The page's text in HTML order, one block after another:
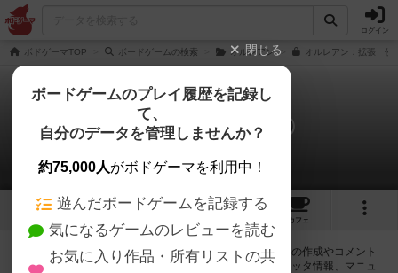
ログイン
ボドゲーマTOP ボードゲームの検索 オルレアン オルレアン：拡張 侵
オルレアン：侵略（拡張）
0件の掲示板
3 4
カフェ
ログインするとオルレアン：侵略（拡張）に関する掲示板の作成やコメント
の書き込みが出来るようになります。ルールの疑問やエラッタ情報、マニュ
閉じる
ボードゲームのプレイ履歴を記録し
て、
自分のデータを管理しませんか？
約75,000人がボドゲーマを利用中！
遊んだボードゲームを記録する
気になるゲームのレビューを読む
お気に入り作品・所有リストの共